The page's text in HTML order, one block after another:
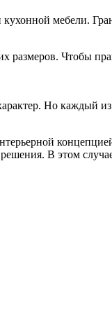
кухонной мебели.
размеров. Чтобы
Но каждый
В этом